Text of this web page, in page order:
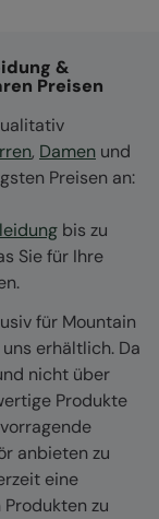
&
Preisen
, Damen und
Preisen an:
bis zu
Sie für Ihre
für Mountain
erhältlich. Da
nicht über
Produkte
anbieten zu
eine
zu